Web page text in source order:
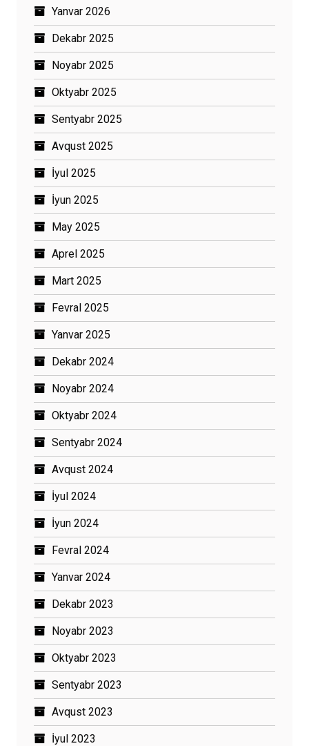
Yanvar 2026
Dekabr 2025
Noyabr 2025
Oktyabr 2025
Sentyabr 2025
Avqust 2025
İyul 2025
İyun 2025
May 2025
Aprel 2025
Mart 2025
Fevral 2025
Yanvar 2025
Dekabr 2024
Noyabr 2024
Oktyabr 2024
Sentyabr 2024
Avqust 2024
İyul 2024
İyun 2024
Fevral 2024
Yanvar 2024
Dekabr 2023
Noyabr 2023
Oktyabr 2023
Sentyabr 2023
Avqust 2023
İyul 2023